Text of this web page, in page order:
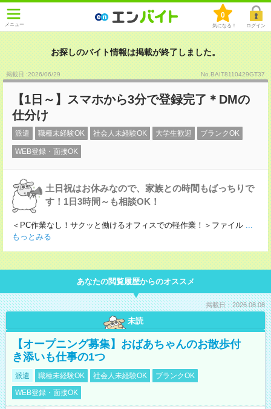
メニュー
0
気になる！ ログイン
お探しのバイト情報は掲載が終了しました。
掲載日 :2026/06/29 No.BAIT8110429GT37
【1日～】スマホから3分で登録完了＊DMの
仕分け
派遣 職種未経験OK 社会人未経験OK 大学生歓迎 ブランクOK
WEB登録・面接OK
土日祝はお休みなので、家族との時間もばっちりで
す！1日3時間～も相談OK！
＜PC作業なし！サクッと働けるオフィスでの軽作業！＞ファイル ...
もっとみる
あなたの閲覧履歴からのオススメ
掲載日：2026.08.08
未読
【オープニング募集】おばあちゃんのお散歩付
き添いも仕事の1つ
派遣 職種未経験OK 社会人未経験OK
ブランクOK
WEB登録・面接OK